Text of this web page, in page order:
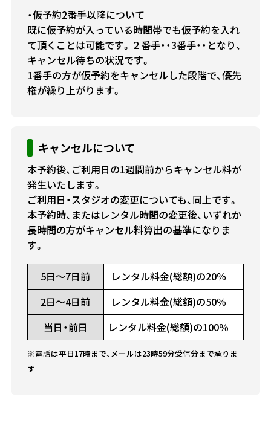
・仮予約2番手以降について
既に仮予約が入っている時間帯でも仮予約を入れ
て頂くことは可能です。２番手・・3番手・・となり、
キャンセル待ちの状況です。
1番手の方が仮予約をキャンセルした段階で、優先
権が繰り上がります。
キャンセルについて
本予約後、ご利用日の1週間前からキャンセル料が
発生いたします。
ご利用日・スタジオの変更についても、同上です。
本予約時、またはレンタル時間の変更後、いずれか
長時間の方がキャンセル料算出の基準になりま
す。
5日～7日前
レンタル料金(総額)の20％
2日～4日前
レンタル料金(総額)の50％
当日・前日
レンタル料金(総額)の100％
※電話は平日17時まで、メールは23時59分受信分まで承りま
す